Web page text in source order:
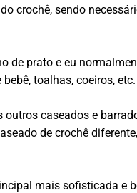
crochê, sendo
de prato e eu
toalhas, coeiros, etc.
caseados e
de crochê
mais sofisticada e